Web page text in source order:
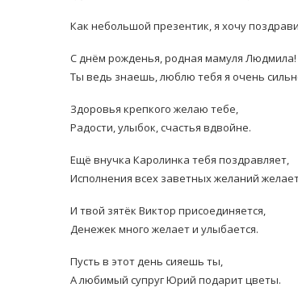
Как небольшой презентик, я хочу
С днём рожденья, родная мамуля Людмила!
Ты ведь знаешь, люблю тебя я очень
Здоровья крепкого желаю тебе,
Радости, улыбок, счастья вдвойне.
Ещё внучка Каролинка тебя поздравляет,
Исполнения всех заветных желаний
И твой зятёк Виктор присоединяется,
Денежек много желает и улыбается.
Пусть в этот день сияешь ты,
А любимый супруг Юрий подарит цветы.